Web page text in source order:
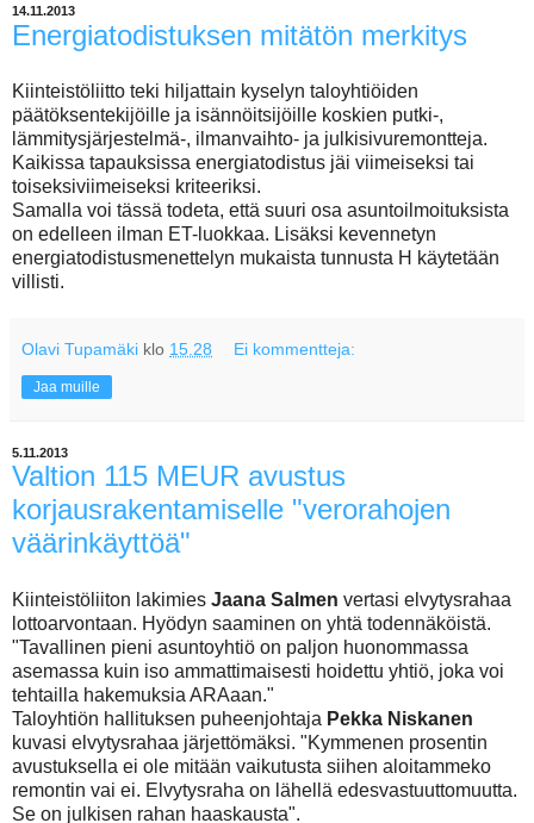
14.11.2013
Energiatodistuksen mitätön merkitys
Kiinteistöliitto teki hiljattain kyselyn taloyhtiöiden
päätöksentekijöille ja isännöitsijöille koskien putki-,
lämmitysjärjestelmä-, ilmanvaihto- ja julkisivuremontteja.
Kaikissa tapauksissa energiatodistus jäi viimeiseksi tai
toiseksiviimeiseksi kriteeriksi.
Samalla voi tässä todeta, että suuri osa asuntoilmoituksista
on edelleen ilman ET-luokkaa. Lisäksi kevennetyn
energiatodistusmenettelyn mukaista tunnusta H käytetään
villisti.
Olavi Tupamäki klo 15.28 Ei kommentteja:
Jaa muille
5.11.2013
Valtion 115 MEUR avustus
korjausrakentamiselle "verorahojen
väärinkäyttöä"
Kiinteistöliiton lakimies Jaana Salmen vertasi elvytysrahaa
lottoarvontaan. Hyödyn saaminen on yhtä todennäköistä.
"Tavallinen pieni asuntoyhtiö on paljon huonommassa
asemassa kuin iso ammattimaisesti hoidettu yhtiö, joka voi
tehtailla hakemuksia ARAaan."
Taloyhtiön hallituksen puheenjohtaja Pekka Niskanen
kuvasi elvytysrahaa järjettömäksi. "Kymmenen prosentin
avustuksella ei ole mitään vaikutusta siihen aloitammeko
remontin vai ei. Elvytysraha on lähellä edesvastuuttomuutta.
Se on julkisen rahan haaskausta".